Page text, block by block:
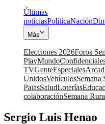
Últimas
noticiasPolíticaNación
Más
Elecciones 2026Foros
PlayMundo
TVGenteEspeciales
UnidosVehículosSemana
PatasSaludLoterías
colaboraciónSemana
Sergio Luis Henao